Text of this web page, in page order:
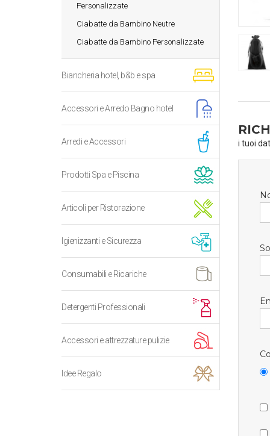
Personalizzate
Ciabatte da Bambino Neutre
Ciabatte da Bambino Personalizzate
Biancheria hotel, b&b e spa
Accessori e Arredo Bagno hotel
Arredi e Accessori
Prodotti Spa e Piscina
Articoli per Ristorazione
Igienizzanti e Sicurezza
Consumabili e Ricariche
Detergenti Professionali
Accessori e attrezzature pulizie
Idee Regalo
i tuoi